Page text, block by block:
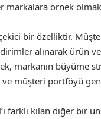
markalara örnek
bir özelliktir.
alınarak ürün
markanın büyüme
ve müşteri portföyü
farklı kılan diğer bir